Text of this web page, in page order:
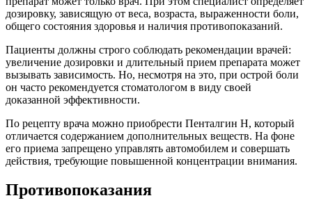
дозировку, зависящую от веса, возраста, выраженности боли,
общего состояния здоровья и наличия противопоказаний.
Пациенты должны строго соблюдать рекомендации врачей:
увеличение дозировки и длительный прием препарата может
вызывать зависимость. Но, несмотря на это, при острой боли
он часто рекомендуется стоматологом в виду своей
доказанной эффективности.
По рецепту врача можно приобрести Пенталгин Н, который
отличается содержанием дополнительных веществ. На фоне
его приема запрещено управлять автомобилем и совершать
действия, требующие повышенной концентрации внимания.
Противопоказания